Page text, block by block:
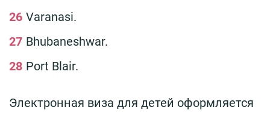
Varanasi.
Bhubaneshwar.
Port Blair.
Электронная виза для детей оформляется